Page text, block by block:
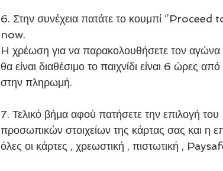
6. Στην συνέχεια πατάτε το κουμπί
now.
H χρέωση για να παρακολουθήσετε τον αγώνα
θα είναι διαθέσιμο το παιχνίδι είναι 6 ώρες
στην πληρωμή.
7. Τελικό βήμα αφού πατήσετε την επιλογή
προσωπικών στοιχείων της κάρτας σας και η
όλες οι κάρτες , χρεωστική , πιστωτική ,